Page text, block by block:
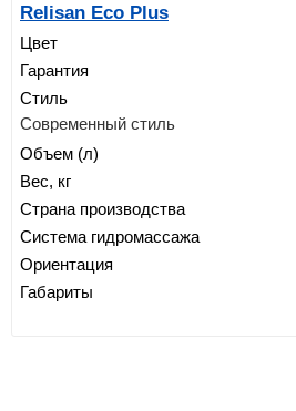
Relisan Eco Plus
Цвет
Гарантия
Стиль
Современный стиль
Объем (л)
Вес, кг
Страна производства
Система гидромассажа
Ориентация
Габариты